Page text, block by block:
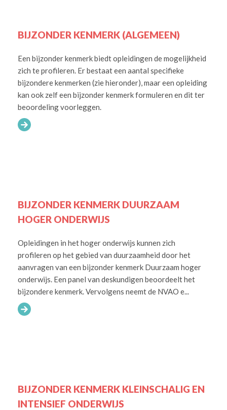
BIJZONDER KENMERK (ALGEMEEN)
Een bijzonder kenmerk biedt opleidingen de mogelijkheid
zich te profileren. Er bestaat een aantal specifieke
bijzondere kenmerken (zie hieronder), maar een opleiding
kan ook zelf een bijzonder kenmerk formuleren en dit ter
beoordeling voorleggen.
BIJZONDER KENMERK DUURZAAM
HOGER ONDERWIJS
Opleidingen in het hoger onderwijs kunnen zich
profileren op het gebied van duurzaamheid door het
aanvragen van een bijzonder kenmerk Duurzaam hoger
onderwijs. Een panel van deskundigen beoordeelt het
bijzondere kenmerk. Vervolgens neemt de NVAO e...
BIJZONDER KENMERK KLEINSCHALIG EN
INTENSIEF ONDERWIJS